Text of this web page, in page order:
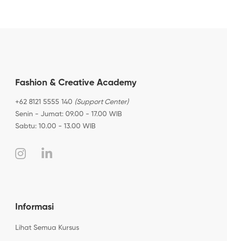
Fashion & Creative Academy
+62 8121 5555 140 (Support Center)
Senin - Jumat: 09.00 - 17.00 WIB
Sabtu: 10.00 - 13.00 WIB
Informasi
Lihat Semua Kursus